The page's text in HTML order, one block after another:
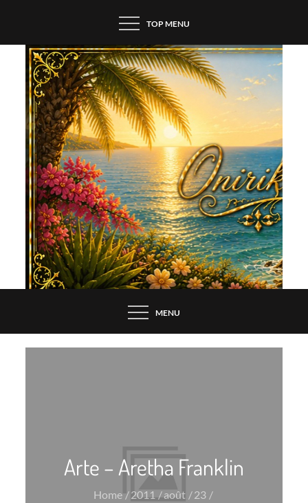
content
TOP MENU
MENU
Arte – Aretha Franklin
Home 2011 août
23